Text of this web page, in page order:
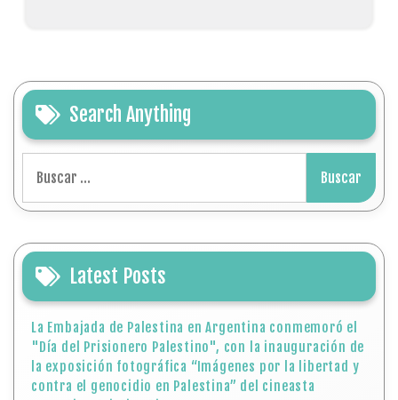
Search Anything
Latest Posts
La Embajada de Palestina en Argentina conmemoró el
"Día del Prisionero Palestino", con la inauguración de
la exposición fotográfica “Imágenes por la libertad y
contra el genocidio en Palestina” del cineasta